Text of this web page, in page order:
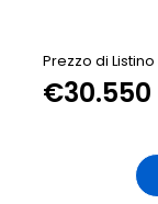
Prezzo di Listino
€30.550